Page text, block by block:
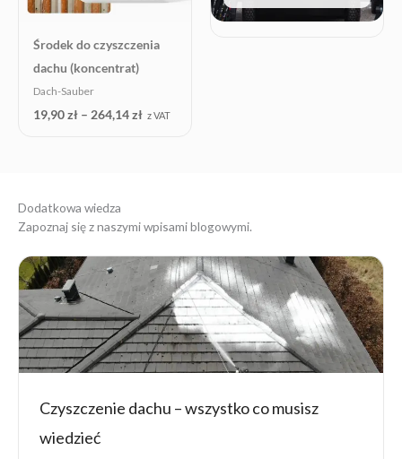
Środek do czyszczenia
dachu (koncentrat)
Dach-Sauber
19,90zł – 264,14zł z VAT
Dodatkowa wiedza
Zapoznaj się z naszymi wpisami blogowymi.
Czyszczenie dachu – wszystko co musisz
wiedzieć